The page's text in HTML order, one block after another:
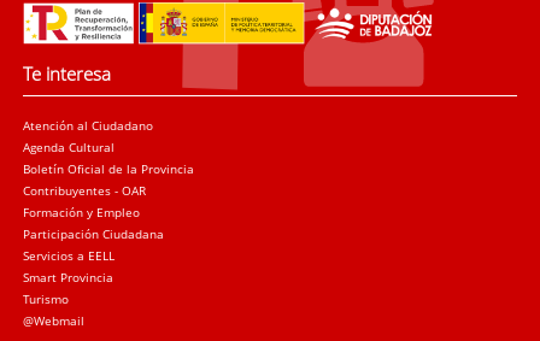
Te interesa
Atención al Ciudadano
Agenda Cultural
Boletín Oficial de la Provincia
Contribuyentes - OAR
Formación y Empleo
Participación Ciudadana
Servicios a EELL
Smart Provincia
Turismo
@Webmail